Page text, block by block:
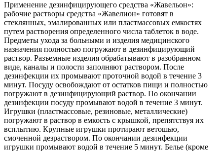
Применение дезинфицирующего средства «Жавельон»:
рабочие растворы средства «Жавелион» готовят в
стеклянных, эмалированных или пластмассовых емкостях
путем растворения определенного числа таблеток в воде.
Предметы ухода за больными и изделия медицинского
назначения полностью погружают в дезинфицирующий
раствор. Разъемные изделия обрабатывают в разобранном
виде, каналы и полости заполняют раствором. После
дезинфекции их промывают проточной водой в течение 3
минут. Посуду освобождают от остатков пищи и полностью
погружают в дезинфицирующий раствор. По окончании
дезинфекции посуду промывают водой в течение 3 минут.
Игрушки (пластмассовые, резиновые, металлические)
погружают в раствор в емкость с крышкой, препятствуя их
всплытию. Крупные игрушки протирают ветошью,
смоченной дезраствором. По окончании дезинфекции
игрушки промывают водой в течение 5 минут. Белье (кроме